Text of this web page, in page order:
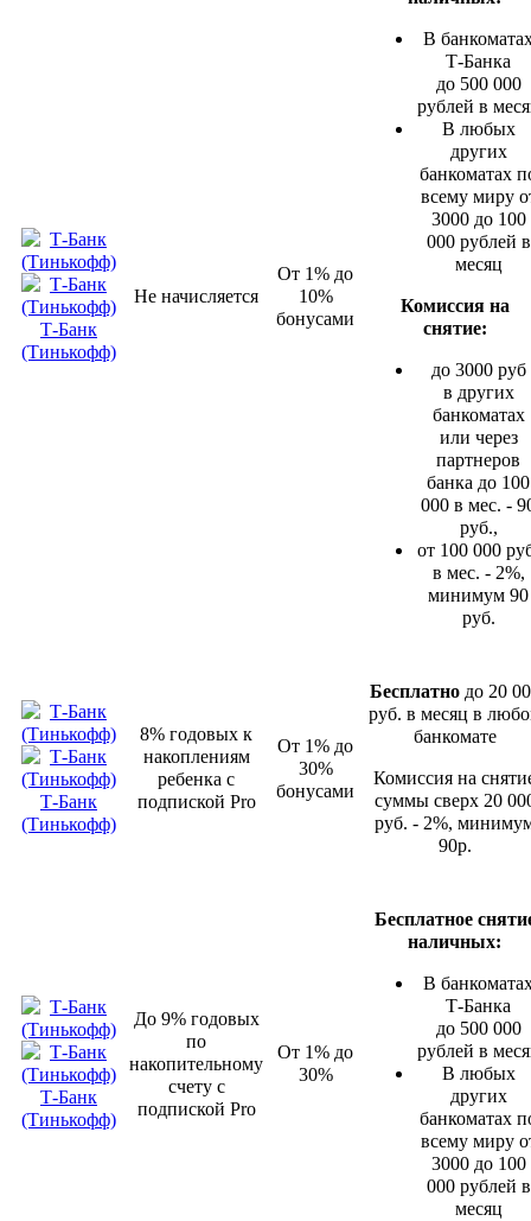
Т-Банк
(Тинькофф)
Не начисляется
От 1% до
10%
бонусами
В
Т-Банка
до 500 000
рублей в
В любых
других
банкоматах
всему миру
3000 до 100
000 рублей в
месяц
Комиссия на
снятие:
до 3000 руб
в других
банкоматах
или через
партнеров
банка до 100
000 в мес. -
руб.,
от 100 000
в мес. - 2%,
минимум 90
руб.
Т-Банк
(Тинькофф)
8% годовых к
накоплениям
ребенка с
подпиской Pro
От 1% до
30%
бонусами
Бесплатнодо 20
руб. в месяц в
банкомате
Комиссия на
суммы сверх 20
руб. - 2%,
90р.
Т-Банк
(Тинькофф)
До 9% годовых
по
накопительному
счету с
подпиской Pro
От 1% до
30%
Бесплатное
наличных:
В
Т-Банка
до 500 000
рублей в
В любых
других
банкоматах
всему миру
3000 до 100
000 рублей в
месяц